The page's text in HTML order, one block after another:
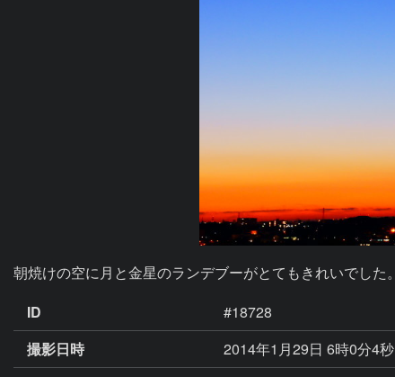
朝焼けの空に月と金星のランデブーがとてもきれいでした。
ID
#18728
撮影日時
2014年1月29日 6時0分4秒